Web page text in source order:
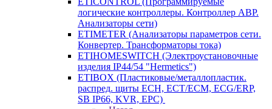
логические контроллеры. Контроллер АВР.
Анализаторы сети)
ETIMETER (Анализаторы параметров сети.
Конвертер. Трансформаторы тока)
ETIHOMESWITCH (Электроустановочные
изделия IP44/54 "Hermetics")
ETIBOX (Пластиковые/металлопластик.
распред. щиты ECH, ECT/ECM, ECG/ERP,
SB IP66, KVR, EPC)